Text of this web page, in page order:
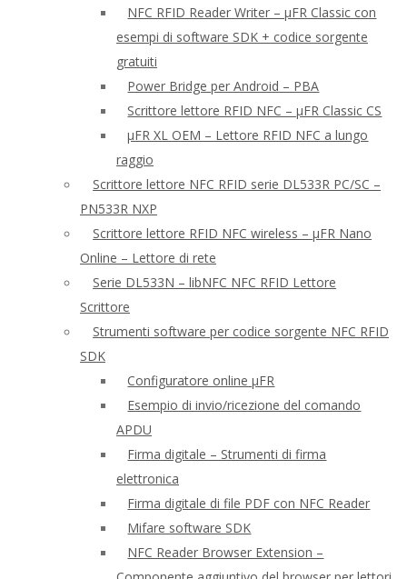
NFC RFID Reader Writer – μFR Classic con
esempi di software SDK + codice sorgente
gratuiti
Power Bridge per Android – PBA
Scrittore lettore RFID NFC – μFR Classic CS
μFR XL OEM – Lettore RFID NFC a lungo
raggio
Scrittore lettore NFC RFID serie DL533R PC/SC –
PN533R NXP
Scrittore lettore RFID NFC wireless – μFR Nano
Online – Lettore di rete
Serie DL533N – libNFC NFC RFID Lettore
Scrittore
Strumenti software per codice sorgente NFC RFID
SDK
Configuratore online μFR
Esempio di invio/ricezione del comando
APDU
Firma digitale – Strumenti di firma
elettronica
Firma digitale di file PDF con NFC Reader
Mifare software SDK
NFC Reader Browser Extension –